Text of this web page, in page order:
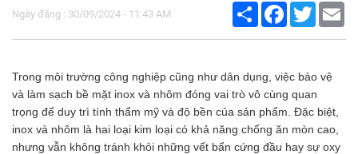
Ngày đăng : 30/09/2024 - 11:43 AM
Share FacebookTwitter
Trong môi trường công nghiệp cũng như dân dụng, việc bảo vệ
và làm sạch bề mặt inox và nhôm đóng vai trò vô cùng quan
trọng để duy trì tính thẩm mỹ và độ bền của sản phẩm. Đặc biệt,
inox và nhôm là hai loại kim loại có khả năng chống ăn mòn cao,
nhưng vẫn không tránh khỏi những vết bẩn cứng đầu hay sự oxy